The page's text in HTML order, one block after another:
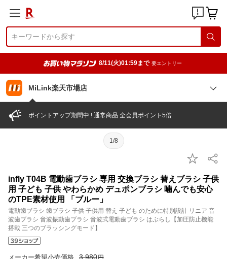
8/11(火)01:59まで 要エントリー
MiLink楽天市場店
ポイントアップ期間中 ! 通常商品 全会員ポイント5倍
1/8
infly T04B 電動歯ブラシ 専用 交換ブラシ 替えブラシ 子供
用 子ども 子供 やわらかめ デュポンブラシ 噛んでも安心
のTPE素材使用 「ブルー」
電動歯ブラシ 歯ブラシ 子供 子供用 替え 子ども のために特別設計 リニア 音
波歯ブラシ 音波振動歯ブラシ 音波式電動歯ブラシ はぶらし【加圧防止機能
搭載 三つのブラッシングモード】
メーカー希望小売価格 3,980円